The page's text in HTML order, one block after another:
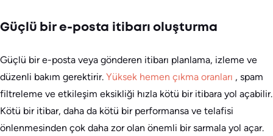
Güçlü bir e-posta itibarı oluşturma
Güçlü bir e-posta veya gönderen itibarı planlama, izleme ve
düzenli bakım gerektirir. Yüksek hemen çıkma oranları , spam
filtreleme ve etkileşim eksikliği hızla kötü bir itibara yol açabilir.
Kötü bir itibar, daha da kötü bir performansa ve telafisi
önlenmesinden çok daha zor olan önemli bir sarmala yol açar.